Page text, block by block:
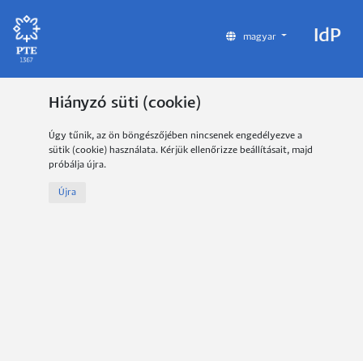
magyar IdP
Hiányzó süti (cookie)
Úgy tűnik, az ön böngészőjében nincsenek engedélyezve a
sütik (cookie) használata. Kérjük ellenőrizze beállításait, majd
próbálja újra.
Újra